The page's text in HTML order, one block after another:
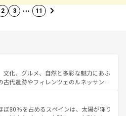
2 3 … 11
文化、グルメ、自然と多彩な魅力にあふ
古代遺跡やフィレンツェのルネッサンス
の美しい田園風景やアマルフィ海岸の絶
も見逃せない。観光の合間には、本場の
ぼ80％を占めるスペインは、太陽が降り